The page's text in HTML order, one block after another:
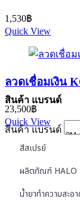
1,530฿
Quick View
ลวดเชื่อมเงิน
23,500฿
Quick View
สินค้า แบรนด์
สินค้า แบรนด์
สีสเปรย์
ผลิตภัณฑ์ HALO
น้ำยาทำความสะอ